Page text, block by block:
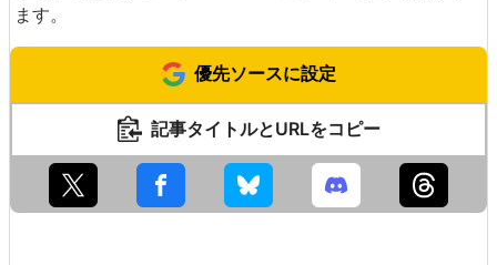
ます。
優先ソースに設定
記事タイトルとURLをコピー